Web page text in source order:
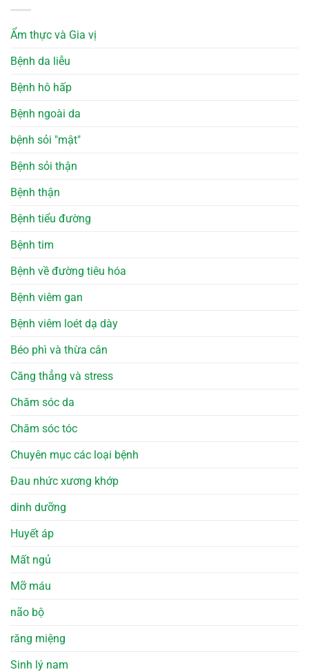
Ẩm thực và Gia vị
Bệnh da liễu
Bệnh hô hấp
Bệnh ngoài da
bệnh sỏi "mật"
Bệnh sỏi thận
Bệnh thận
Bệnh tiểu đường
Bệnh tim
Bệnh về đường tiêu hóa
Bệnh viêm gan
Bệnh viêm loét dạ dày
Béo phì và thừa cân
Căng thẳng và stress
Chăm sóc da
Chăm sóc tóc
Chuyên mục các loại bệnh
Đau nhức xương khớp
dinh dưỡng
Huyết áp
Mất ngủ
Mỡ máu
não bộ
răng miệng
Sinh lý nam